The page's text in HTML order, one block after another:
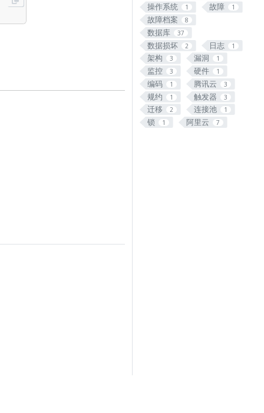
操作系统 1 故障 1
故障档案 8
数据库 37
数据损坏 2 日志 1
架构 3 漏洞 1
监控 3 硬件 1
编码 1 腾讯云 3
规约 1 触发器 3
迁移 2 连接池 1
锁 1 阿里云 7